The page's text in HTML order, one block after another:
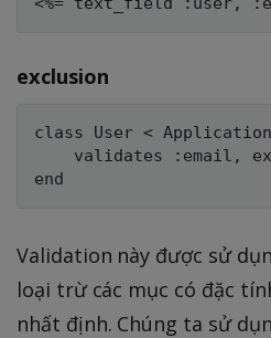
exclusion
class User <
validates :email,
Validation này được sử
loại trừ các mục có đặc
nhất định. Chúng ta sử